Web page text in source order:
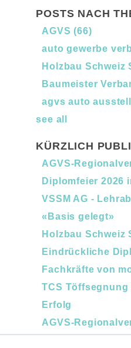
POSTS NACH
AGVS(66)
auto gewerbe
Holzbau
Baumeister
agvs auto
see all
KÜRZLICH
AGVS-
Diplomfeier 2026
VSSM AG -
«Basis gelegt»
Holzbau Schweiz
Eindrückliche
Fachkräfte von
TCS Töffsegnung
Erfolg
AGVS-